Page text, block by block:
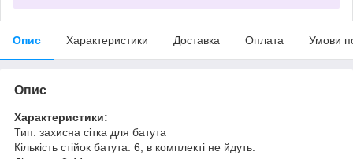
Опис Характеристики Доставка Оплата Умови
Опис
Характеристики:
Тип: захисна сітка для батута
Кількість стійок батута: 6, в комплекті не йдуть.